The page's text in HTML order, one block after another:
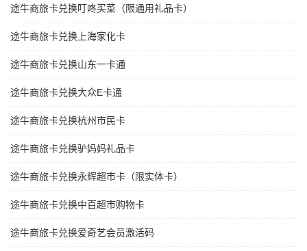
途牛商旅卡兑换叮咚买菜（限通用礼品卡）
途牛商旅卡兑换上海家化卡
途牛商旅卡兑换山东一卡通
途牛商旅卡兑换大众E卡通
途牛商旅卡兑换杭州市民卡
途牛商旅卡兑换驴妈妈礼品卡
途牛商旅卡兑换永辉超市卡（限实体卡）
途牛商旅卡兑换中百超市购物卡
途牛商旅卡兑换爱奇艺会员激活码